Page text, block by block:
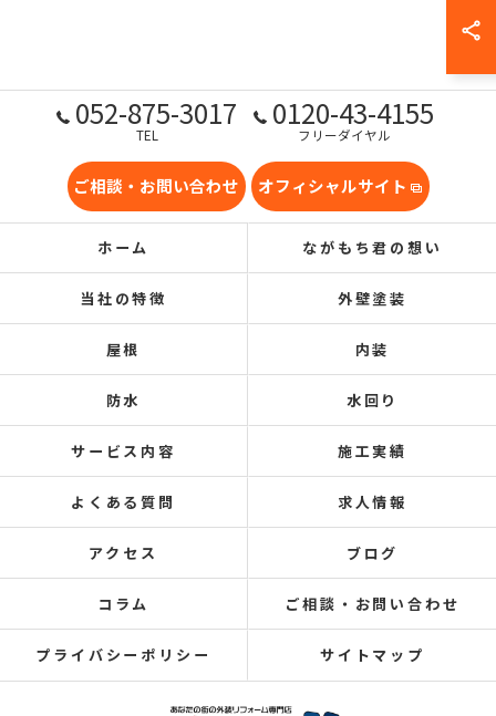
052-875-3017
TEL
0120-43-4155
フリーダイヤル
ご相談・お問い合わせ オフィシャルサイト
ホーム ながもち君の想い
当社の特徴 外壁塗装
屋根 内装
防水 水回り
サービス内容 施工実績
よくある質問 求人情報
アクセス ブログ
コラム ご相談・お問い合わせ
プライバシーポリシー サイトマップ